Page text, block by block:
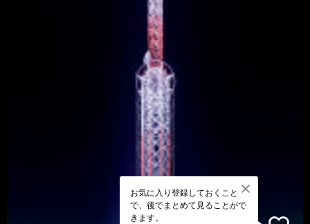
お気に入り登録しておくこと
で、後でまとめて見ることがで
きます。